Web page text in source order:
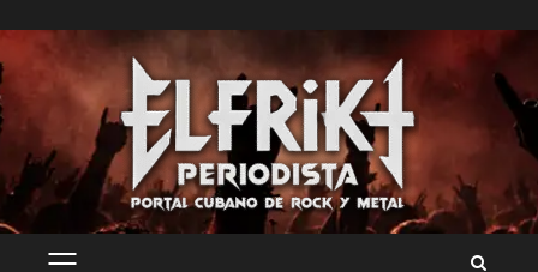
al
contenido